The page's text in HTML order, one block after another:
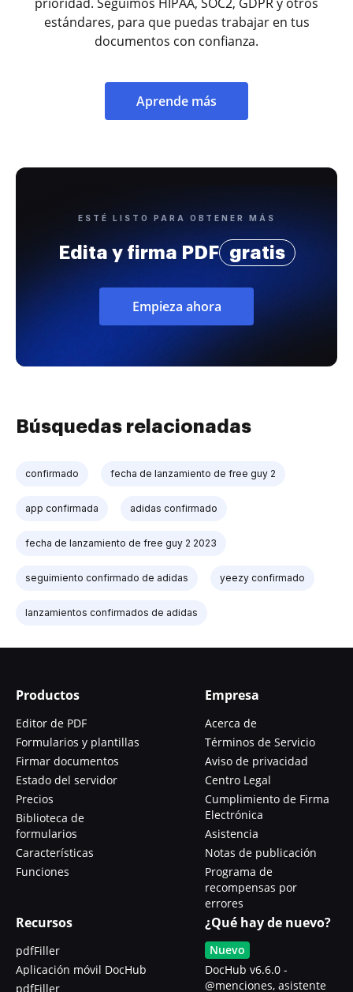
estándares, para que puedas trabajar en tus
documentos con confianza.
Aprende más
ESTÉ LISTO PARA OBTENER MÁS
Edita y firma PDF gratis
Empieza ahora
Búsquedas relacionadas
confirmado fecha de lanzamiento de free guy 2
app confirmada adidas confirmado
fecha de lanzamiento de free guy 2 2023
seguimiento confirmado de adidas yeezy confirmado
lanzamientos confirmados de adidas
Productos
Editor de PDF
Formularios y plantillas
Firmar documentos
Estado del servidor
Precios
Biblioteca de
formularios
Características
Funciones
Empresa
Acerca de
Términos de Servicio
Aviso de privacidad
Centro Legal
Cumplimiento de Firma
Electrónica
Asistencia
Notas de publicación
Programa de
recompensas por
errores
Recursos
pdfFiller
Aplicación móvil DocHub
pdfFiller
¿Qué hay de nuevo?
Nuevo
DocHub v6.6.0 -
@menciones, asistente